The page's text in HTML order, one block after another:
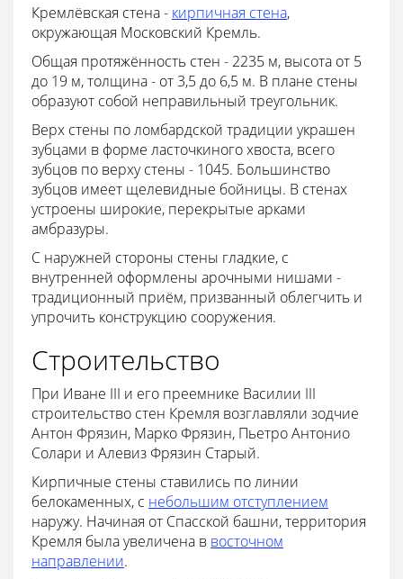
Кремлёвская стена - кирпичная стена,
окружающая Московский Кремль.
Общая протяжённость стен - 2235 м, высота от 5
до 19 м, толщина - от 3,5 до 6,5 м. В плане стены
образуют собой неправильный треугольник.
Верх стены по ломбардской традиции украшен
зубцами в форме ласточкиного хвоста, всего
зубцов по верху стены - 1045. Большинство
зубцов имеет щелевидные бойницы. В стенах
устроены широкие, перекрытые арками
амбразуры.
С наружней стороны стены гладкие, с
внутренней оформлены арочными нишами -
традиционный приём, призванный облегчить и
упрочить конструкцию сооружения.
Строительство
При Иване III и его преемнике Василии III
строительство стен Кремля возглавляли зодчие
Антон Фрязин, Марко Фрязин, Пьетро Антонио
Солари и Алевиз Фрязин Старый.
Кирпичные стены ставились по линии
белокаменных, с небольшим отступлением
наружу. Начиная от Спасской башни, территория
Кремля была увеличена в восточном
направлении.